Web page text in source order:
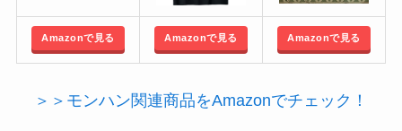
Amazonで見る Amazonで見る Amazonで見る
＞＞モンハン関連商品をAmazonでチェック！